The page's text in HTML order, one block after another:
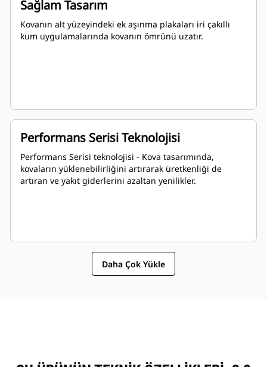
Sağlam Tasarım
Kovanın alt yüzeyindeki ek aşınma plakaları iri çakıllı
kum uygulamalarında kovanın ömrünü uzatır.
Performans Serisi Teknolojisi
Performans Serisi teknolojisi - Kova tasarımında,
kovaların yüklenebilirliğini artırarak üretkenliği de
artıran ve yakıt giderlerini azaltan yenilikler.
Daha Çok Yükle